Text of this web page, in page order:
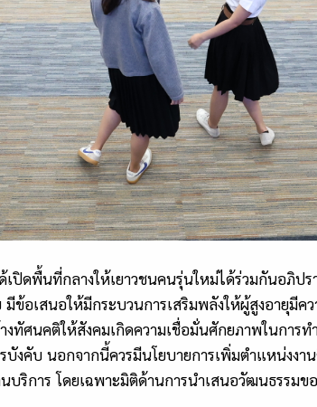
ดพื้นที่กลางให้เยาวชนคนรุ่นใหม่ได้ร่วมกันอภิปร
มีข้อเสนอให้มีกระบวนการเสริมพลังให้ผู้สูงอายุมี
ทัศนคติให้สังคมเกิดความเชื่อมั่นศักยภาพในการ
งคับ นอกจากนี้ควรมีนโยบายการเพิ่มตำแหน่งงา
บริการ โดยเฉพาะมิติด้านการนำเสนอวัฒนธรรมข